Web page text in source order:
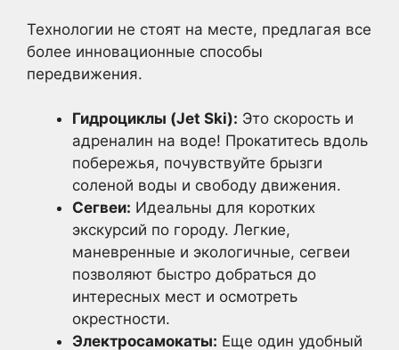
Технологии не стоят на месте, предлагая все
более инновационные способы
передвижения.
Гидроциклы (Jet Ski): Это скорость и
адреналин на воде! Прокатитесь вдоль
побережья, почувствуйте брызги
соленой воды и свободу движения.
Сегвеи: Идеальны для коротких
экскурсий по городу. Легкие,
маневренные и экологичные, сегвеи
позволяют быстро добраться до
интересных мест и осмотреть
окрестности.
Электросамокаты: Еще один удобный